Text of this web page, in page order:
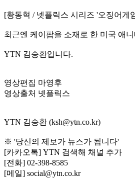
[황동혁 / 넷플릭스 시리즈 '오징어게
최근엔 케이팝을 소재로 한 미국 애
YTN 김승환입니다.
영상편집 마영후
영상출처 넷플릭스
YTN 김승환 (ksh@ytn.co.kr)
※ '당신의 제보가 뉴스가 됩니다'
[카카오톡] YTN 검색해 채널 추가
[전화] 02-398-8585
[메일] social@ytn.co.kr